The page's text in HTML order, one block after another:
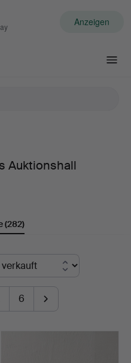
Anzeigen
Auktionshall
(282)
6